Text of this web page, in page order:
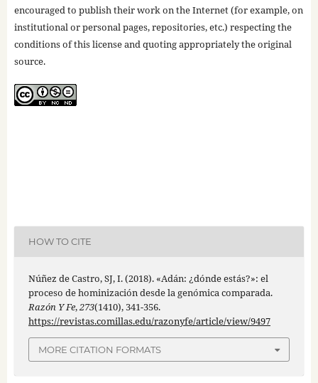
encouraged to publish their work on the Internet (for example, on
institutional or personal pages, repositories, etc.) respecting the
conditions of this license and quoting appropriately the original
source.
HOW TO CITE
Núñez de Castro, SJ, I. (2018). «Adán: ¿dónde estás?»: el
proceso de hominización desde la genómica comparada.
Razón Y Fe,273(1410), 341-356.
https://revistas.comillas.edu/razonyfe/article/view/9497
MORE CITATION FORMATS